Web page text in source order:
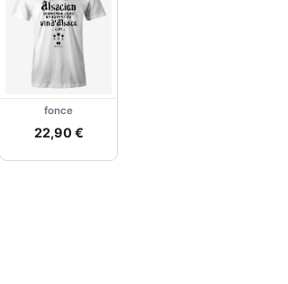
fonce
22,90 €